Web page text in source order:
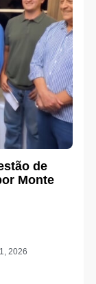
de
Monte
2026